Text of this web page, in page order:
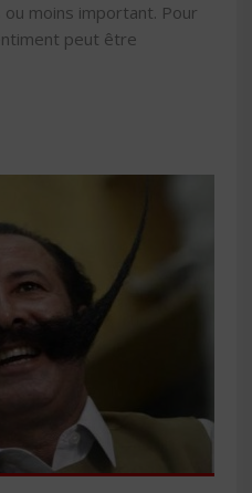
moins important. Pour
peut être